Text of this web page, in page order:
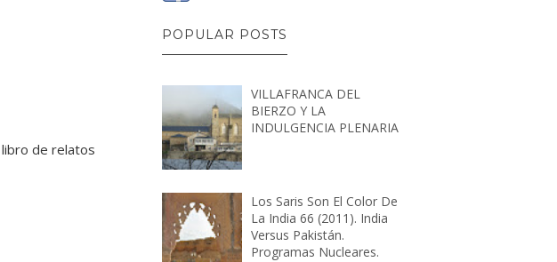
de relatos
POPULAR POSTS
VILLAFRANCA DEL
BIERZO Y LA
INDULGENCIA PLENARIA
Los Saris Son El Color De
La India 66 (2011). India
Versus Pakistán.
Programas Nucleares.